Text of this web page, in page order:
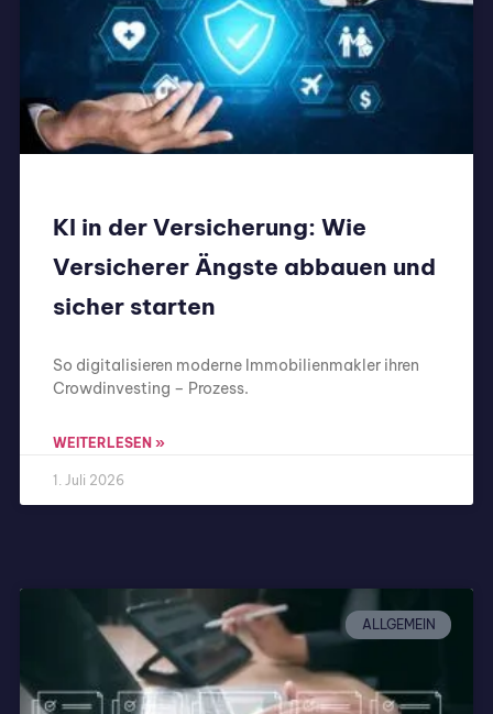
KI in der Versicherung: Wie
Versicherer Ängste abbauen und
sicher starten
So digitalisieren moderne Immobilienmakler ihren
Crowdinvesting – Prozess.
WEITERLESEN »
1. Juli 2026
ALLGEMEIN